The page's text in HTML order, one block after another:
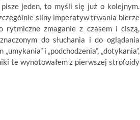
jeden, to myśli się już o kolejnym.
silny imperatyw trwania bierze
zmaganie z czasem i ciszą,
do słuchania i do oglądania
i „podchodzenia”, „dotykania”,
te wynotowałem z pierwszej strofoidy